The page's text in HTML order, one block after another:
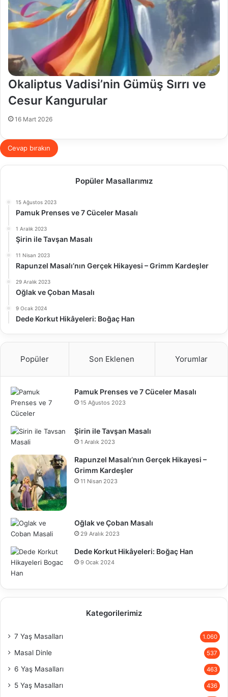
Okaliptus Vadisi’nin Gümüş Sırrı ve
Cesur Kangurular
16 Mart 2026
Cevap bırakın
Popüler Masallarımız
15 Ağustos 2023
Pamuk Prenses ve 7 Cüceler Masalı
1 Aralık 2023
Şirin ile Tavşan Masalı
11 Nisan 2023
Rapunzel Masalı’nın Gerçek Hikayesi – Grimm Kardeşler
29 Aralık 2023
Oğlak ve Çoban Masalı
9 Ocak 2024
Dede Korkut Hikâyeleri: Boğaç Han
Popüler Son Eklenen Yorumlar
Pamuk Prenses ve 7 Cüceler Masalı
15 Ağustos 2023
Şirin ile Tavşan Masalı
1 Aralık 2023
Rapunzel Masalı’nın Gerçek Hikayesi –
Grimm Kardeşler
11 Nisan 2023
Oğlak ve Çoban Masalı
29 Aralık 2023
Dede Korkut Hikâyeleri: Boğaç Han
9 Ocak 2024
Kategorilerimiz
7 Yaş Masalları 1.060
Masal Dinle 537
6 Yaş Masalları 463
5 Yaş Masalları 436